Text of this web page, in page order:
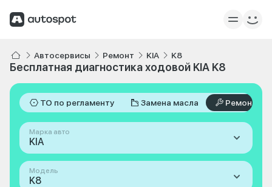
Автосервисы Ремонт KIA K8
Бесплатная диагностика ходовой KIA K8
ТО по регламенту Замена масла Ремонт
Марка авто
KIA
Модель
K8